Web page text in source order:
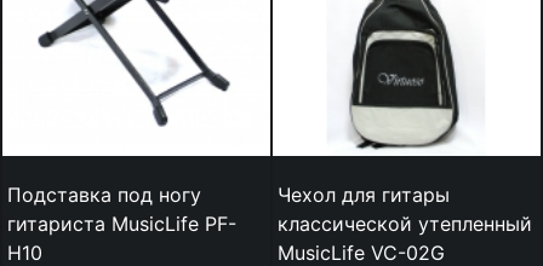
Подставка под ногу
гитариста MusicLife PF-
H10
Чехол для гитары
классической утепленный
MusicLife VC-02G